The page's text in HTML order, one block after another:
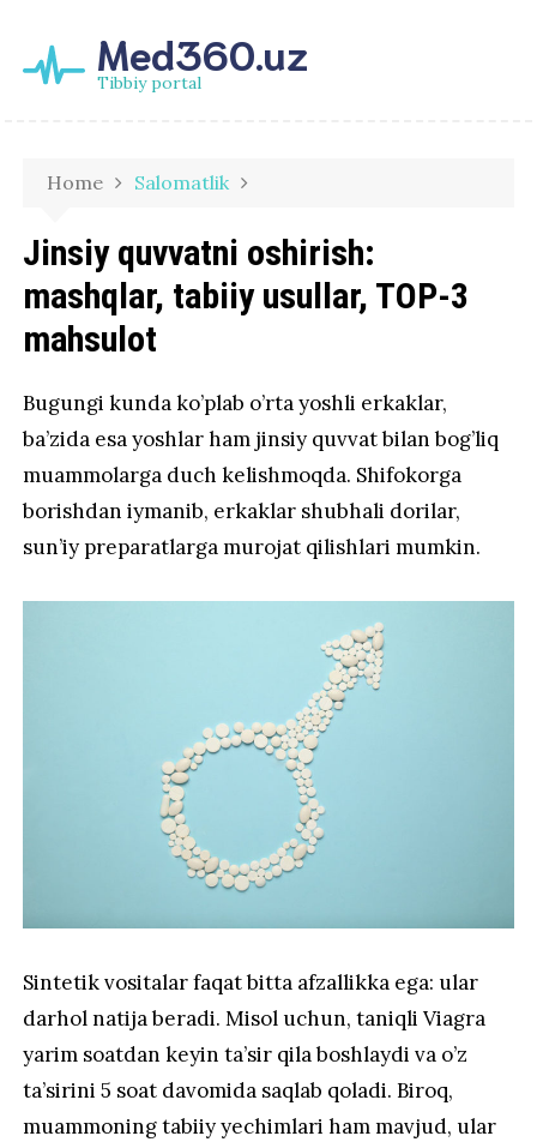
Med360.uz
Tibbiy portal
Home Salomatlik
Jinsiy quvvatni oshirish:
mashqlar, tabiiy usullar, TOP-3
mahsulot
Bugungi kunda ko’plab o’rta yoshli erkaklar,
ba’zida esa yoshlar ham jinsiy quvvat bilan bog’liq
muammolarga duch kelishmoqda. Shifokorga
borishdan iymanib, erkaklar shubhali dorilar,
sun’iy preparatlarga murojat qilishlari mumkin.
Sintetik vositalar faqat bitta afzallikka ega: ular
darhol natija beradi. Misol uchun, taniqli Viagra
yarim soatdan keyin ta’sir qila boshlaydi va o’z
ta’sirini 5 soat davomida saqlab qoladi. Biroq,
muammoning tabiiy yechimlari ham mavjud, ular